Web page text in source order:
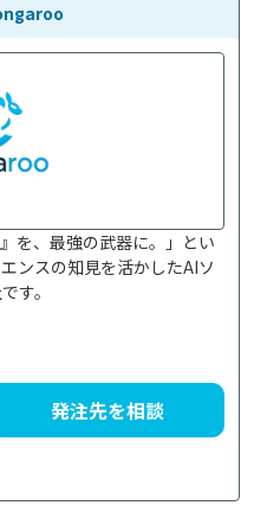
を、最強の武器に。」とい
ンスの知見を活かしたAIソ
す。
発注先を相談